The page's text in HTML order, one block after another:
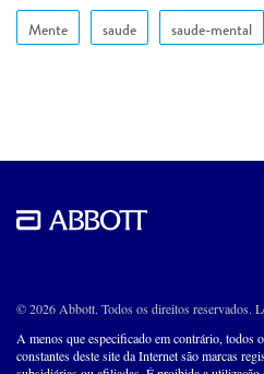
Mente saude saude-mental
© 2026 Abbott. Todos os direitos reservados.
A menos que especificado em contrário, todos
constantes deste site da Internet são marcas